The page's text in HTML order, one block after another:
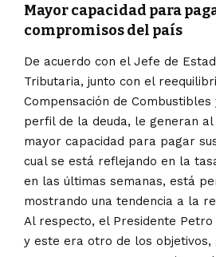
Mayor capacidad para
compromisos del país
De acuerdo con el Jefe de
Tributaria, junto con el
Compensación de
perfil de la deuda, le generan al
mayor capacidad para pagar
cual se está reflejando en la
en las últimas semanas, está
mostrando una tendencia a la
Al respecto, el Presidente Petro
y este era otro de los objetivos,